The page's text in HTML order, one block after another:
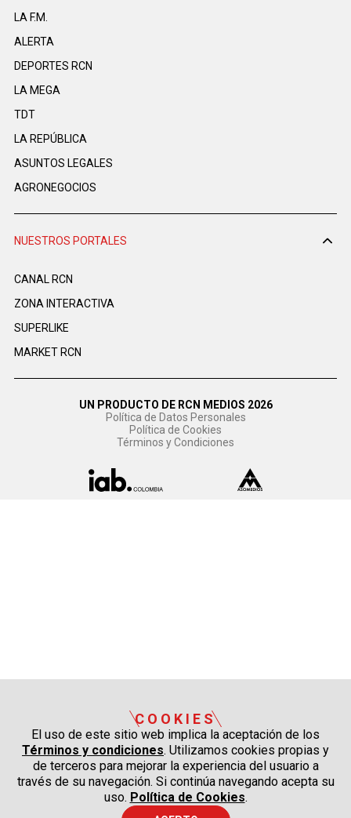
LA F.M.
ALERTA
DEPORTES RCN
LA MEGA
TDT
LA REPÚBLICA
ASUNTOS LEGALES
AGRONEGOCIOS
NUESTROS PORTALES
CANAL RCN
ZONA INTERACTIVA
SUPERLIKE
MARKET RCN
UN PRODUCTO DE RCN MEDIOS 2026
Política de Datos Personales
Política de Cookies
Términos y Condiciones
COOKIES
El uso de este sitio web implica la aceptación de los
Términos y condiciones. Utilizamos cookies propias y
de terceros para mejorar la experiencia del usuario a
través de su navegación. Si continúa navegando acepta su
uso. Política de Cookies.